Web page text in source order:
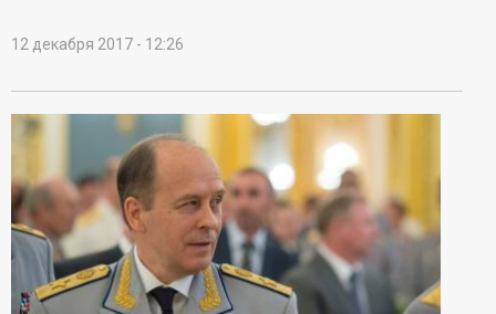
12 декабря 2017 - 12:26